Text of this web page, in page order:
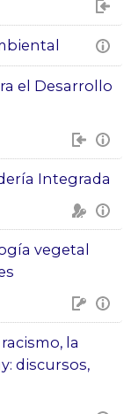
el Desarrollo
Integrada
vegetal
la
discursos,